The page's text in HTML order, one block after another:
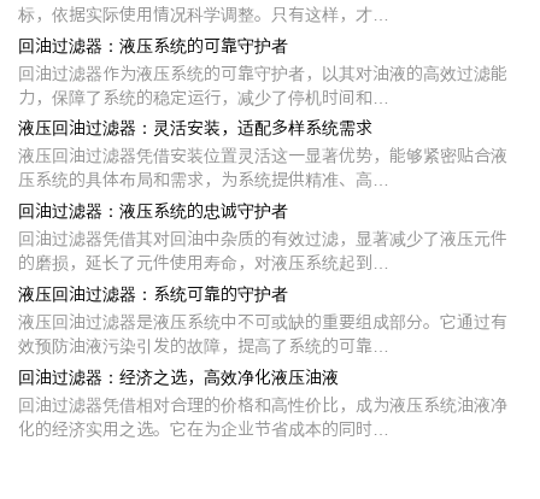
标，依据实际使用情况科学调整。只有这样，才…
回油过滤器：液压系统的可靠守护者
回油过滤器作为液压系统的可靠守护者，以其对油液的高效过滤能
力，保障了系统的稳定运行，减少了停机时间和…
液压回油过滤器：灵活安装，适配多样系统需求
液压回油过滤器凭借安装位置灵活这一显著优势，能够紧密贴合液
压系统的具体布局和需求，为系统提供精准、高…
回油过滤器：液压系统的忠诚守护者
回油过滤器凭借其对回油中杂质的有效过滤，显著减少了液压元件
的磨损，延长了元件使用寿命，对液压系统起到…
液压回油过滤器：系统可靠的守护者
液压回油过滤器是液压系统中不可或缺的重要组成部分。它通过有
效预防油液污染引发的故障，提高了系统的可靠…
回油过滤器：经济之选，高效净化液压油液
回油过滤器凭借相对合理的价格和高性价比，成为液压系统油液净
化的经济实用之选。它在为企业节省成本的同时…